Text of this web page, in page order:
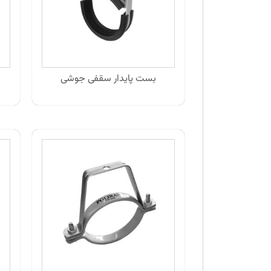
بست پایدار سقفی جوشی